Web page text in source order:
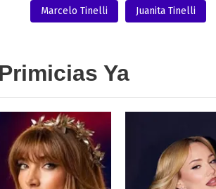
Marcelo Tinelli
Juanita Tinelli
Ya